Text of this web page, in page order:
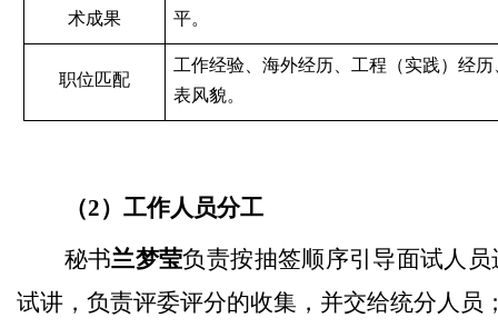
术成果
平。
职位匹配
工作经验、海外经历、工程（实践）经
表风貌。
（2）工作人员分工
秘书兰梦莹负责按抽签顺序引导面试人
试讲，负责评委评分的收集，并交给统分人员